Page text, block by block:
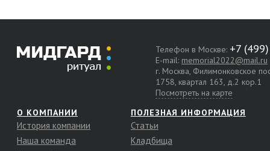
Телефон в Москве:
E-mail: memorial2022@mail.ru
г. Москва, Филимонковское
1758, квартал 163, д.2 кор.1
Посмотреть на карте
О КОМПАНИИ
История компании
Наша команда
ПОЛЕЗНАЯ ИНФОРМАЦИЯ
Статьи
Кладбища